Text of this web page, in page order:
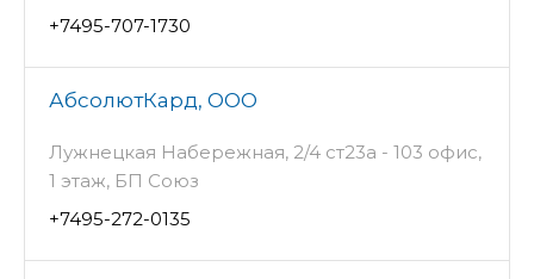
+7495-707-1730
АбсолютКард, ООО
Лужнецкая Набережная, 2/4 ст23а - 103 офис,
1 этаж, БП Союз
+7495-272-0135